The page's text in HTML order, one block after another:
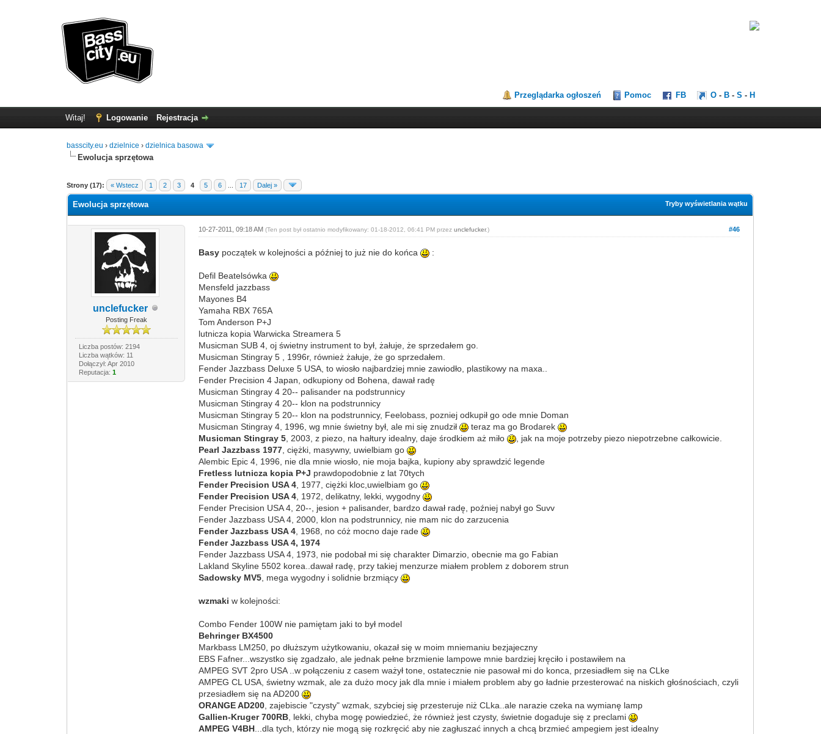
Przeglądarka ogłoszeń Pomoc FB O - B -S - H
Witaj! Logowanie Rejestracja
basscity.eu ›dzielnice ›dzielnica basowa
Ewolucja sprzętowa
Strony (17): « Wstecz 1 2 3 4 5 6 17 Dalej »
Tryby wyświetlania wątku
Ewolucja sprzętowa
unclefucker
Posting Freak
Liczba postów: 2194
Liczba wątków: 11
Dołączył: Apr 2010
Reputacja: 1
#46
10-27-2011, 09:18 AM(Ten post był ostatnio modyfikowany: 01-18-2012, 06:41 PM przezunclefucker.)
Basy początek w kolejności a później to już nie do końca :
Defil Beatelsówka
Mensfeld jazzbass
Mayones B4
Yamaha RBX 765A
Tom Anderson P+J
lutnicza kopia Warwicka Streamera 5
Musicman SUB 4, oj świetny instrument to był, żałuje, że sprzedałem go.
Musicman Stingray 5 , 1996r, również żałuje, że go sprzedałem.
Fender Jazzbass Deluxe 5 USA, to wiosło najbardziej mnie zawiodło, plastikowy na maxa..
Fender Precision 4 Japan, odkupiony od Bohena, dawał radę
Musicman Stingray 4 20-- palisander na podstrunnicy
Musicman Stingray 4 20-- klon na podstrunnicy
Musicman Stingray 5 20-- klon na podstrunnicy, Feelobass, pozniej odkupił go ode mnie Doman
Musicman Stingray 4, 1996, wg mnie świetny był, ale mi się znudził
teraz ma go Brodarek
Musicman Stingray 5 , 2003, z piezo, na hałtury idealny, daje środkiem aż miło
, jak na moje potrzeby piezo niepotrzebne całkowicie.
Pearl Jazzbass 1977 , ciężki, masywny, uwielbiam go
Alembic Epic 4, 1996, nie dla mnie wiosło, nie moja bajka, kupiony aby sprawdzić legende
Fretless lutnicza kopia P+J prawdopodobnie z lat 70tych
Fender Precision USA 4 , 1977, ciężki kloc,uwielbiam go
Fender Precision USA 4 , 1972, delikatny, lekki, wygodny
Fender Precision USA 4, 20--, jesion + palisander, bardzo dawał radę, poźniej nabył go Suvv
Fender Jazzbass USA 4, 2000, klon na podstrunnicy, nie mam nic do zarzucenia
Fender Jazzbass USA 4 , 1968, no cóż mocno daje rade
Fender Jazzbass USA 4, 1974
Fender Jazzbass USA 4, 1973, nie podobał mi się charakter Dimarzio, obecnie ma go Fabian
Lakland Skyline 5502 korea..dawał radę, przy takiej menzurze miałem problem z doborem strun
Sadowsky MV5 , mega wygodny i solidnie brzmiący
wzmaki w kolejności:
Combo Fender 100W nie pamiętam jaki to był model
Behringer BX4500
Markbass LM250, po dłuższym użytkowaniu, okazał się w moim mniemaniu bezjajeczny
EBS Fafner...wszystko się zgadzało, ale jednak pełne brzmienie lampowe mnie bardziej kręciło i postawiłem na
AMPEG SVT 2pro USA ..w połączeniu z casem ważył tone, ostatecznie nie pasował mi do konca, przesiadłem się na CLke
AMPEG CL USA, świetny wzmak, ale za dużo mocy jak dla mnie i miałem problem aby go ładnie przesterować na niskich głośnościach, czyli
przesiadłem się na AD200
ORANGE AD200 , zajebiscie "czysty" wzmak, szybciej się przesteruje niż CLka..ale narazie czeka na wymianę lamp
Gallien-Kruger 700RB , lekki, chyba mogę powiedzieć, że również jest czysty, świetnie dogaduje się z preclami
AMPEG V4BH ...dla tych, którzy nie mogą się rozkręcić aby nie zagłuszać innych a chcą brzmieć ampegiem jest idealny